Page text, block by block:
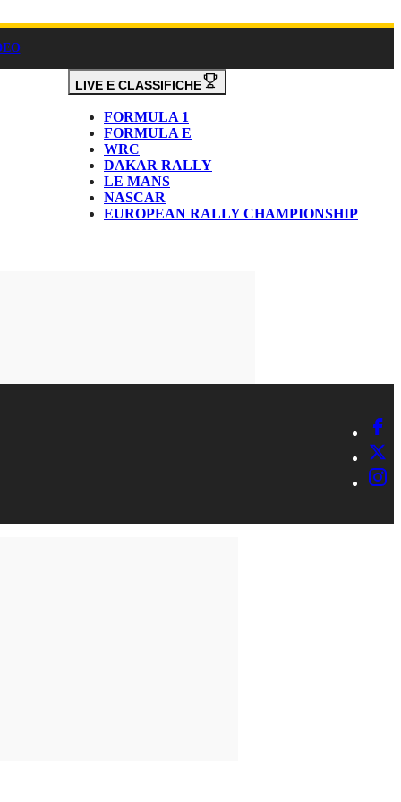
LIVE E CLASSIFICHE
FORMULA 1
FORMULA E
WRC
DAKAR RALLY
LE MANS
NASCAR
EUROPEAN RALLY CHAMPIONSHIP